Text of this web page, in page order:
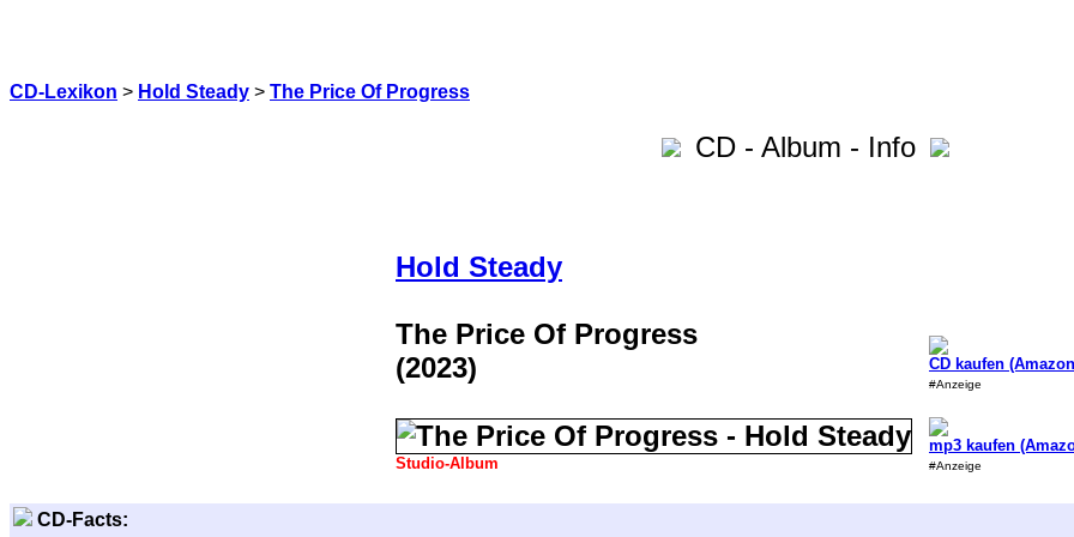
CD-Lexikon > Hold Steady > The Price Of Progress
CD - Album - Info
Hold Steady
The Price Of Progress
(2023)
Studio-Album
CD kaufen
#Anzeige
mp3 kaufen
#Anzeige
CD-Facts: